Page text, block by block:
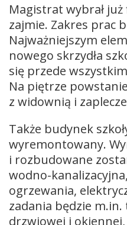
Magistrat wybrał
zajmie. Zakres prac
Najważniejszym
nowego skrzydła
się przede
Na piętrze
z widownią i
Także budynek
wyremontowany.
i rozbudowane
wodno-
ogrzewania,
zadania będzie
drzwiowej i